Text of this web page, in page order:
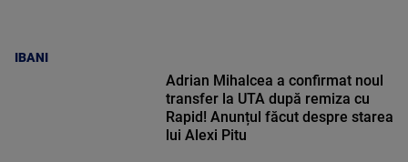
IBANI
Adrian Mihalcea a confirmat noul
transfer la UTA după remiza cu
Rapid! Anunțul făcut despre starea
lui Alexi Pitu